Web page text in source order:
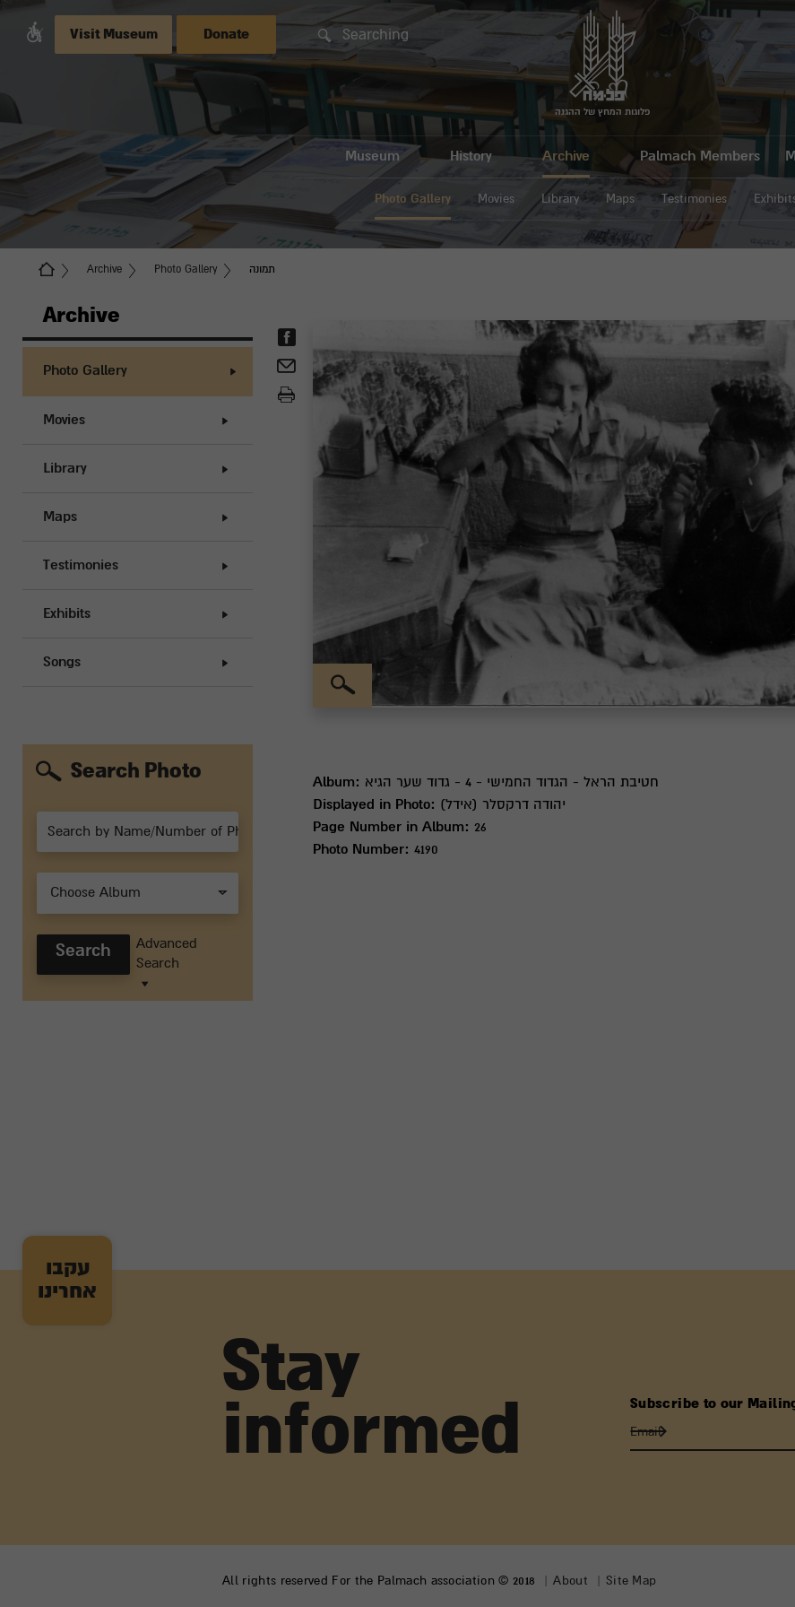
עקבו
אחרינו
Visit Museum Donate Searching
פלוגות המחץ של ההגנה
Museum History Archive Palmach Members
Photo Gallery Movies Library Maps Testimonies
Archive Photo Gallery תמונה
Archive
Photo Gallery
Movies
Library
Maps
Testimonies
Exhibits
Songs
Search Photo
Choose Album
Advanced
Search
Album:
חטיבת הראל - הגדוד החמישי - 4 - גדוד שער הגיא
Displayed in Photo:
יהודה דרקסלר (אידל)
Page Number in Album: 26
Photo Number: 4190
Stay
informed
Subscribe to our
All rights reserved For the Palmach association © 2018 About Site Map